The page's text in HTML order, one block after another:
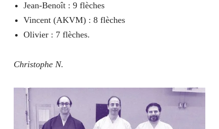
Jean-Benoît : 9 flèches
Vincent (AKVM) : 8 flèches
Olivier : 7 flèches.
Christophe N.